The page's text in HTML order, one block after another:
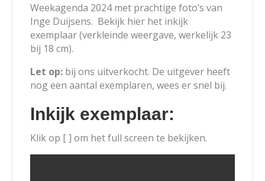
Weekagenda 2024 met prachtige foto’s van
Inge Duijsens. Bekijk hier het inkijk
exemplaar (verkleinde weergave, werkelijk 23
bij 18 cm).
Let op: bij ons uitverkocht. De uitgever heeft
nog een aantal exemplaren, wees er snel bij.
Inkijk exemplaar:
Klik op [ ] om het full screen te bekijken.